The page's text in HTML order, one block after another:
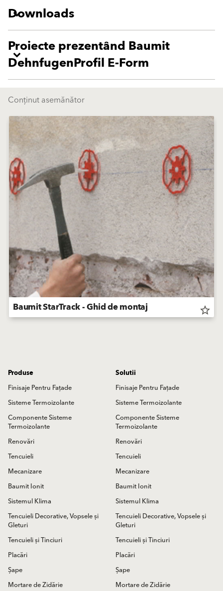
Downloads
Proiecte prezentând Baumit
DehnfugenProfil E-Form
Conținut asemănător
Baumit StarTrack - Ghid de montaj star_border
Produse
Finisaje Pentru Fațade
Sisteme Termoizolante
Componente Sisteme
Termoizolante
Renovări
Tencuieli
Mecanizare
Baumit Ionit
Sistemul Klima
Tencuieli Decorative, Vopsele și
Gleturi
Tencuieli și Tinciuri
Placări
Șape
Mortare de Zidărie
Solutii
Finisaje Pentru Fațade
Sisteme Termoizolante
Componente Sisteme
Termoizolante
Renovări
Tencuieli
Mecanizare
Baumit Ionit
Sistemul Klima
Tencuieli Decorative, Vopsele și
Gleturi
Tencuieli și Tinciuri
Placări
Șape
Mortare de Zidărie